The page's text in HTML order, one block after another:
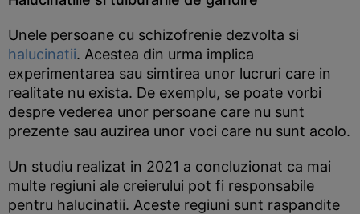
Unele persoane cu schizofrenie dezvolta si
halucinatii. Acestea din urma implica
experimentarea sau simtirea unor lucruri care in
realitate nu exista. De exemplu, se poate vorbi
despre vederea unor persoane care nu sunt
prezente sau auzirea unor voci care nu sunt acolo.
Un studiu realizat in 2021 a concluzionat ca mai
multe regiuni ale creierului pot fi responsabile
pentru halucinatii. Aceste regiuni sunt raspandite